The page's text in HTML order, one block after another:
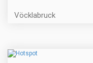
Vöcklabruck